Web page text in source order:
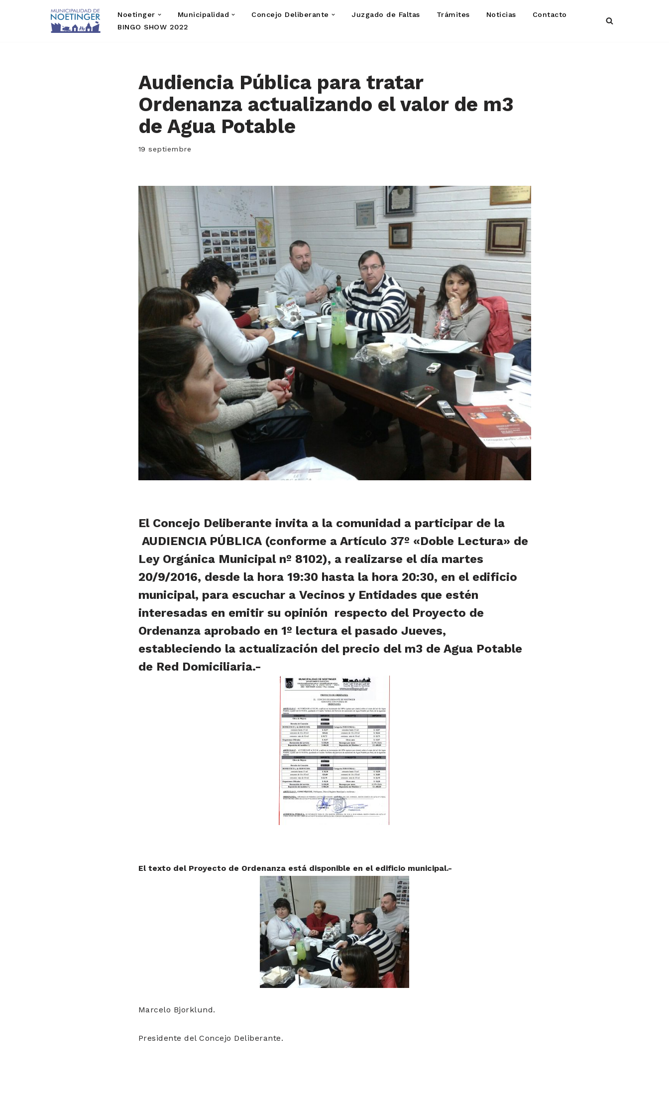
Noetinger Municipalidad Concejo Deliberante Juzgado de Faltas Trámites Noticias
Contacto
BINGO SHOW 2022
Audiencia Pública para tratar
Ordenanza actualizando el valor de m3
de Agua Potable
19 septiembre
El Concejo Deliberante invita a la comunidad a participar de la
AUDIENCIA PÚBLICA (conforme a Artículo 37º «Doble Lectura» de
Ley Orgánica Municipal nº 8102), a realizarse el día martes
20/9/2016, desde la hora 19:30 hasta la hora 20:30, en el edificio
municipal, para escuchar a Vecinos y Entidades que estén
interesadas en emitir su opinión respecto del Proyecto de
Ordenanza aprobado en 1º lectura el pasado Jueves,
estableciendo la actualización del precio del m3 de Agua Potable
de Red Domiciliaria.-
El texto del Proyecto de Ordenanza está disponible en el edificio municipal.-
Marcelo Bjorklund.
Presidente del Concejo Deliberante.